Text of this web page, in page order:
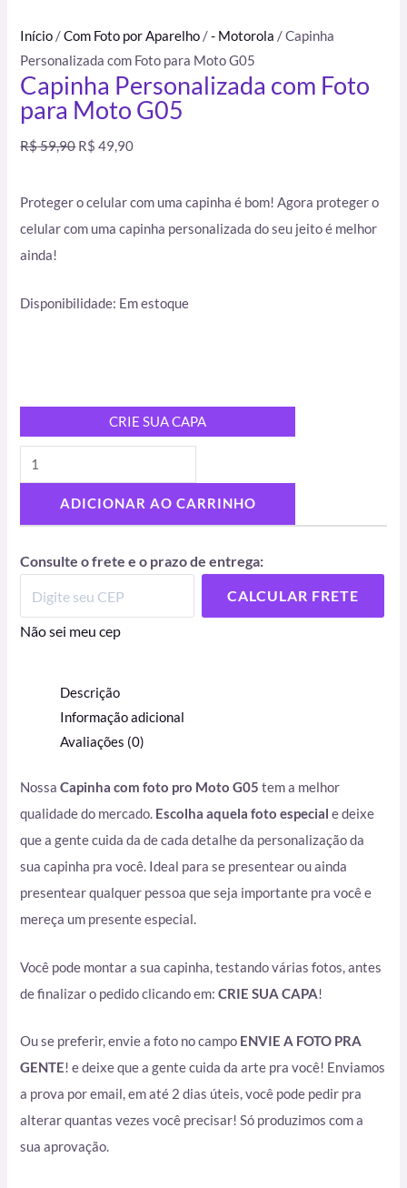
Início /Com Foto por Aparelho /- Motorola / Capinha
Personalizada com Foto para Moto G05
Capinha Personalizada com Foto
para Moto G05
R$59,90 R$ 49,90
Proteger o celular com uma capinha é bom! Agora proteger o
celular com uma capinha personalizada do seu jeito é melhor
ainda!
Disponibilidade: Em estoque
CRIE SUA CAPA
ADICIONAR AO CARRINHO
Consulte o frete e o prazo de entrega:
CALCULAR FRETE
Não sei meu cep
Descrição
Informação adicional
Avaliações (0)
NossaCapinha com foto pro Moto G05tem a melhor
qualidade do mercado. Escolha aquela foto especiale deixe
que a gente cuida da de cada detalhe da personalização da
sua capinha pra você. Ideal para se presentear ou ainda
presentear qualquer pessoa que seja importante pra você e
mereça um presente especial.
Você pode montar a sua capinha, testando várias fotos, antes
de finalizar o pedido clicando em:CRIE SUA CAPA!
Ou se preferir, envie a foto no campo ENVIE A FOTO PRA
GENTE! e deixe que a gente cuida da arte pra você! Enviamos
a prova por email, em até 2 dias úteis, você pode pedir pra
alterar quantas vezes você precisar! Só produzimos com a
sua aprovação.